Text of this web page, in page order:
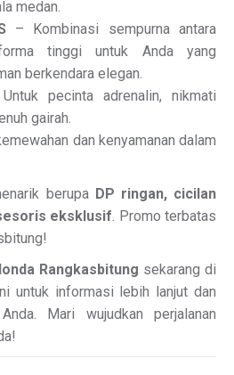
medan.
– Kombinasi sempurna antara
tinggi untuk Anda yang
berkendara elegan.
pecinta adrenalin, nikmati
gairah.
dan kenyamanan dalam
berupa DP ringan, cicilan
eksklusif. Promo terbatas
Rangkasbitung sekarang di
untuk informasi lebih lanjut dan
Mari wujudkan perjalanan